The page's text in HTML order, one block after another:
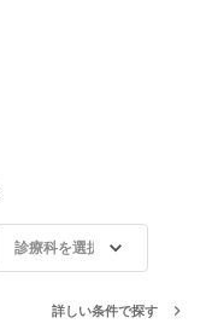
診療科を選択
詳しい条件で探す